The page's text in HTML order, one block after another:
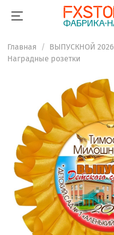
Главная ВЫПУСКНОЙ 2026
Наградные розетки